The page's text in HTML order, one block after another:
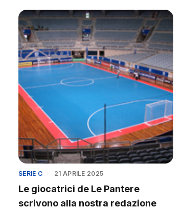
SERIE C · 21 APRILE 2025
Le giocatrici de Le Pantere
scrivono alla nostra redazione